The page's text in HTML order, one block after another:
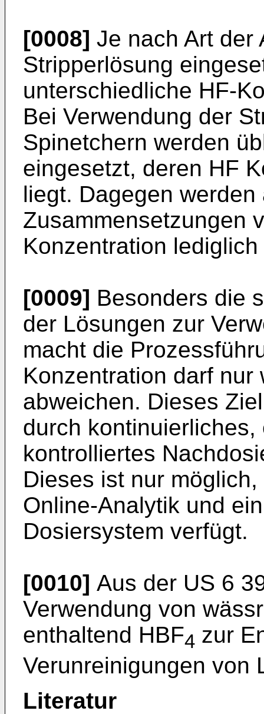
[0008] Je nach Art der
Stripperlösung
unterschiedliche HF-
Bei Verwendung der
Spinetchern werden
eingesetzt, deren HF
liegt. Dagegen werden
Zusammensetzungen
Konzentration
[0009] Besonders die
der Lösungen zur
macht die
Konzentration darf nur
abweichen. Dieses
durch
kontrolliertes
Dieses ist nur
Online-Analytik und
Dosiersystem verfügt.
[0010] Aus der US 6
Verwendung von
enthaltend HBF4 zur
Verunreinigungen von
Literatur